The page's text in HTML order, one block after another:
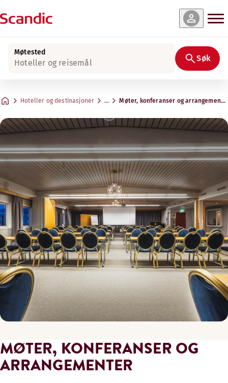
Møtested
Hoteller og reisemål Søk
Hoteller og destinasjoner … Møter, konferanser og
MØTER, KONFERANSER OG
ARRANGEMENTER